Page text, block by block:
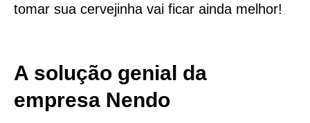
tomar sua cervejinha vai ficar ainda melhor!
A solução genial da
empresa Nendo